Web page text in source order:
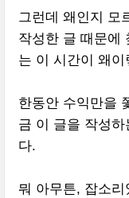
그런데 왜인지 모
작성한 글 때문에
는 이 시간이 왜
한동안 수익만을
금 이 글을 작성
다.
뭐 아무튼, 잡소리